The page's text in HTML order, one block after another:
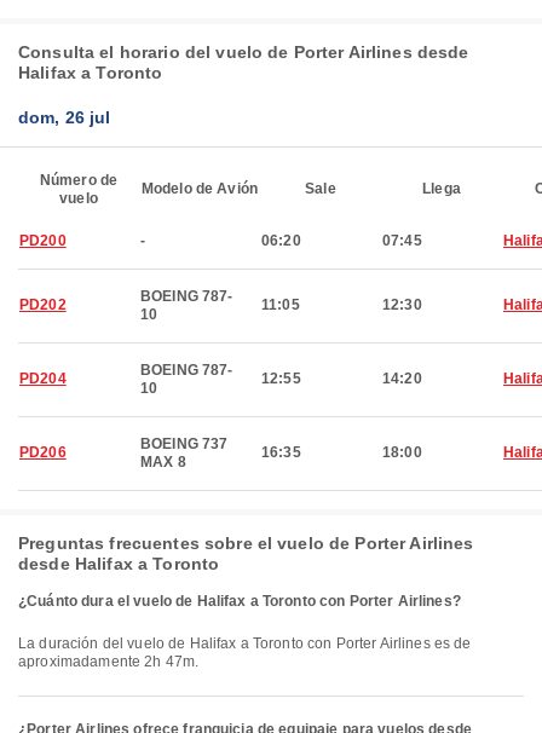
Consulta el horario del vuelo de Porter Airlines desde
Halifax a Toronto
dom, 26 jul
Número de
vuelo
Modelo de Avión Sale Llega
PD200 - 06:20 07:45
PD202
BOEING 787-
10
11:05 12:30
PD204
BOEING 787-
10
12:55 14:20
PD206
BOEING 737
MAX 8
16:35 18:00
Preguntas frecuentes sobre el vuelo de Porter Airlines
desde Halifax a Toronto
¿Cuánto dura el vuelo de Halifax a Toronto con Porter Airlines?
La duración del vuelo de Halifax a Toronto con Porter Airlines es de
aproximadamente 2h 47m.
¿Porter Airlines ofrece franquicia de equipaje para vuelos desde